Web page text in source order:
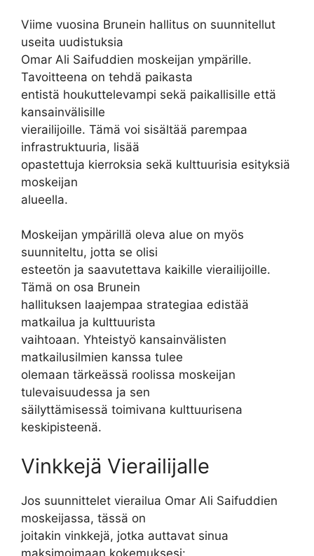
Viime vuosina Brunein hallitus on suunnitellut
useita uudistuksia
Omar Ali Saifuddien moskeijan ympärille.
Tavoitteena on tehdä paikasta
entistä houkuttelevampi sekä paikallisille että
kansainvälisille
vierailijoille. Tämä voi sisältää parempaa
infrastruktuuria, lisää
opastettuja kierroksia sekä kulttuurisia esityksiä
moskeijan
alueella.
Moskeijan ympärillä oleva alue on myös
suunniteltu, jotta se olisi
esteetön ja saavutettava kaikille vierailijoille.
Tämä on osa Brunein
hallituksen laajempaa strategiaa edistää
matkailua ja kulttuurista
vaihtoaan. Yhteistyö kansainvälisten
matkailusilmien kanssa tulee
olemaan tärkeässä roolissa moskeijan
tulevaisuudessa ja sen
säilyttämisessä toimivana kulttuurisena
keskipisteenä.
Vinkkejä Vierailijalle
Jos suunnittelet vierailua Omar Ali Saifuddien
moskeijassa, tässä on
joitakin vinkkejä, jotka auttavat sinua
maksimoimaan kokemuksesi: